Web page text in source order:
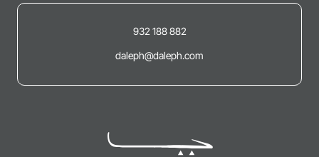
932 188 882
daleph@daleph.com